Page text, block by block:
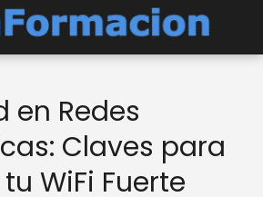
en Redes
Claves para
WiFi Fuerte